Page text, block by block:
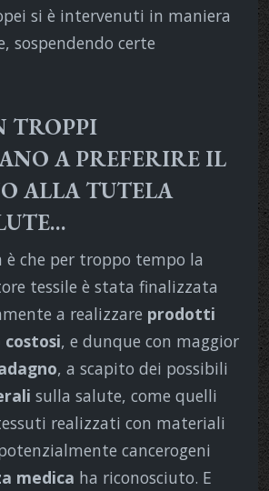
si è intervenuti in maniera
sospendendo certe
TROPPI
A PREFERIRE IL
ALLA TUTELA
che per troppo tempo la
tessile è stata finalizzata
a realizzare prodotti
, e dunque con maggior
, a scapito dei possibili
sulla salute, come quelli
realizzati con materiali
cancerogeni
medica ha riconosciuto. E